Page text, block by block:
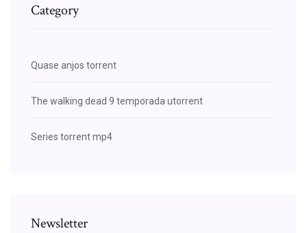
Category
Quase anjos torrent
The walking dead 9 temporada utorrent
Series torrent mp4
Newsletter